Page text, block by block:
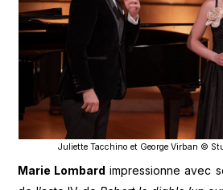
Juliette Tacchino et George Virban ©
Marie Lombard impressionne avec